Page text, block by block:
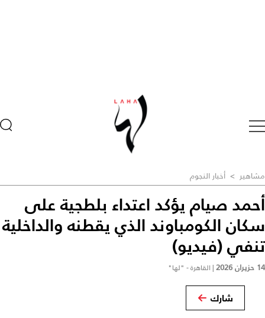
مشاهير > أخبار النجوم
أحمد صيام يؤكد اعتداء بلطجية على
سكان الكومباوند الذي يقطنه والداخلية
تنفي (فيديو)
14 حزيران 2026 | القاهرة - "لها"
شارك